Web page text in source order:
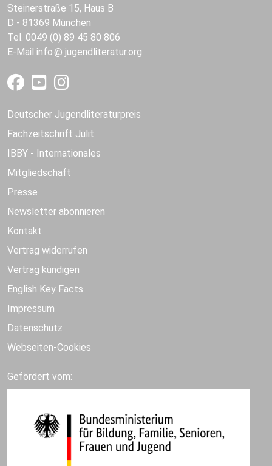
Steinerstraße 15, Haus B
D - 81369 München
Tel. 0049 (0) 89 45 80 806
E-Mail info jugendliteratur.org
Deutscher Jugendliteraturpreis
Fachzeitschrift Julit
IBBY - Internationales
Mitgliedschaft
Presse
Newsletter abonnieren
Kontakt
Vertrag widerrufen
Vertrag kündigen
English Key Facts
Impressum
Datenschutz
Webseiten-Cookies
Gefördert vom: